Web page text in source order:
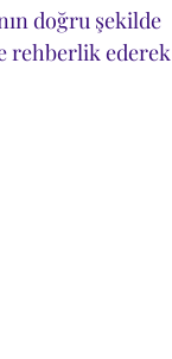
doğru şekilde
rehberlik ederek